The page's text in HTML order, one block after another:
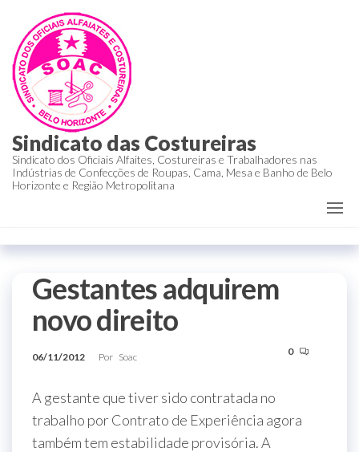
Sindicato das Costureiras
Sindicato dos Oficiais Alfaites, Costureiras e Trabalhadores nas
Indústrias de Confecções de Roupas, Cama, Mesa e Banho de Belo
Horizonte e Região Metropolitana
Gestantes adquirem
novo direito
06/11/2012 Por Soac 0
A gestante que tiver sido contratada no
trabalho por Contrato de Experiência agora
também tem estabilidade provisória. A